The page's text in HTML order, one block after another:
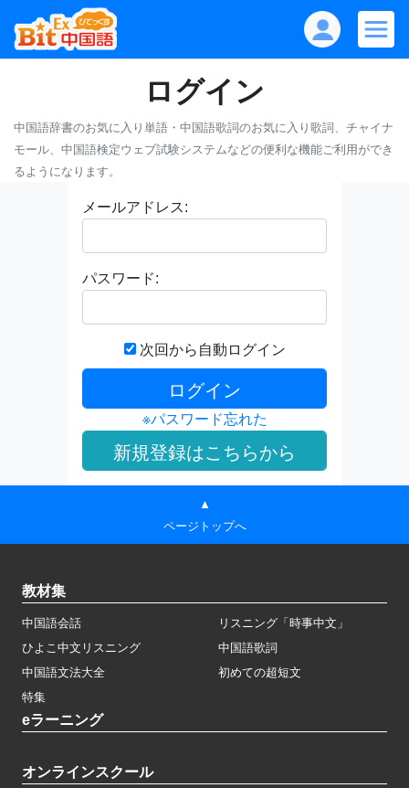
ログイン
中国語辞書のお気に入り単語・中国語歌詞のお気に入り歌詞、チャイナ
モール、中国語検定ウェブ試験システムなどの便利な機能ご利用ができ
るようになります。
メールアドレス:
パスワード:
次回から自動ログイン
※パスワード忘れた
▲
ページトップへ
教材集
中国語会話
リスニング「時事中文」
ひよこ中文リスニング
中国語歌詞
中国語文法大全
初めての超短文
特集
eラーニング
オンラインスクール